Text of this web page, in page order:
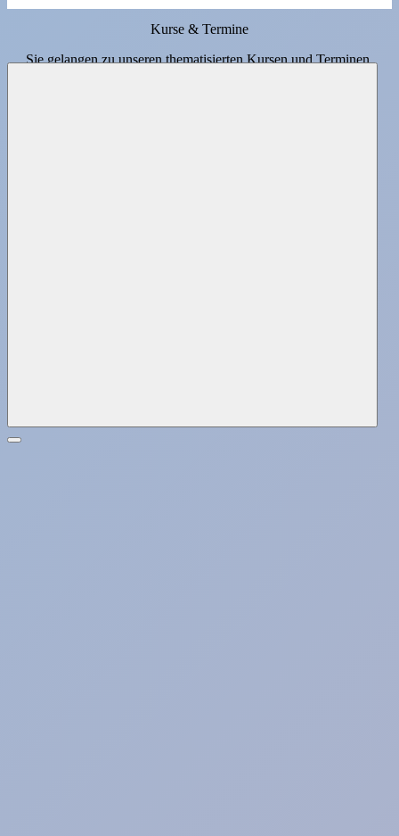
Kurse & Termine
Sie gelangen zu unseren thematisierten Kursen und Terminen,